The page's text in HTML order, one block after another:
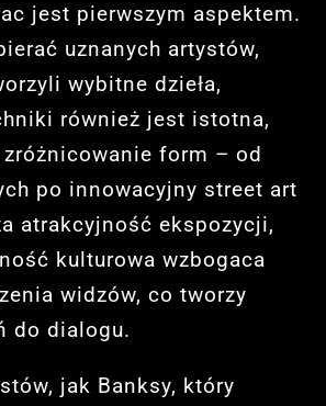
jest pierwszym aspektem.
uznanych artystów,
wybitne dzieła,
również jest istotna,
form – od
po innowacyjny street art
atrakcyjność ekspozycji,
kulturowa wzbogaca
widzów, co tworzy
do dialogu.
jak Banksy, który